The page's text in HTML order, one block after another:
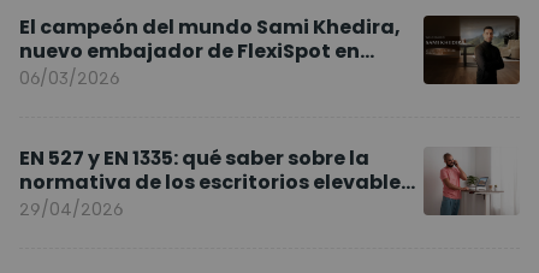
El campeón del mundo Sami Khedira,
nuevo embajador de FlexiSpot en
Europa
06/03/2026
EN 527 y EN 1335: qué saber sobre la
normativa de los escritorios elevables
y sillas ergonómicas
29/04/2026